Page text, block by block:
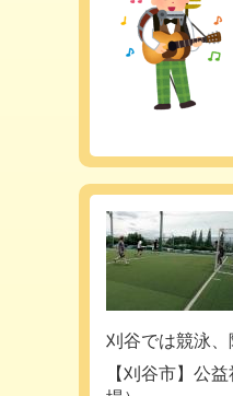
刈谷では競泳
【刈谷市】公